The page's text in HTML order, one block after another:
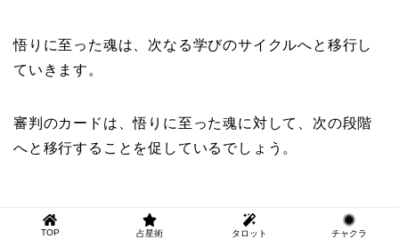
悟りに至った魂は、次なる学びのサイクルへと移行し
ていきます。
審判のカードは、悟りに至った魂に対して、次の段階
へと移行することを促しているでしょう。
意味② 結論が出る
TOP 占星術 タロット チャクラ